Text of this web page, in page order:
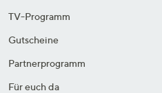
TV-Programm
Gutscheine
Partnerprogramm
Für euch da